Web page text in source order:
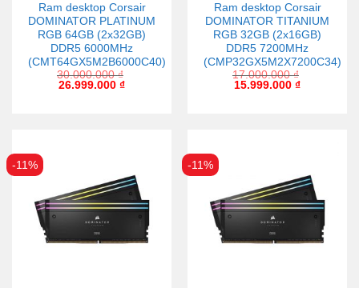
Ram desktop Corsair
DOMINATOR PLATINUM
RGB 64GB (2x32GB)
DDR5 6000MHz
(CMT64GX5M2B6000C40)
30.000.000₫
26.999.000 ₫
Ram desktop Corsair
DOMINATOR TITANIUM
RGB 32GB (2x16GB)
DDR5 7200MHz
(CMP32GX5M2X7200C34)
17.000.000₫
15.999.000 ₫
-11% -11%